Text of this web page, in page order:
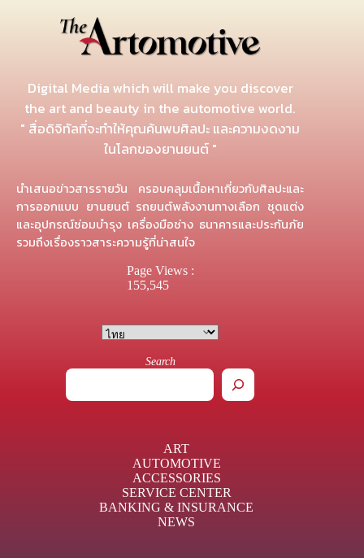
Digital Media which will make you discover
the art and beauty in the automotive world.
" สื่อดิจิทัลที่จะทำให้คุณค้นพบศิลปะ และความงดงาม
ในโลกของยานยนต์ "
นำเสนอข่าวสารรายวัน ครอบคลุมเนื้อหาเกี่ยวกับศิลปะและ
การออกแบบ ยานยนต์ รถยนต์พลังงานทางเลือก ชุดแต่ง
และอุปกรณ์ซ่อมบำรุง เครื่องมือช่าง ธนาคารและประกันภัย
รวมถึงเรื่องราวสาระความรู้ที่น่าสนใจ
Page Views :
155,545
Search
ART
AUTOMOTIVE
ACCESSORIES
SERVICE CENTER
BANKING & INSURANCE
NEWS